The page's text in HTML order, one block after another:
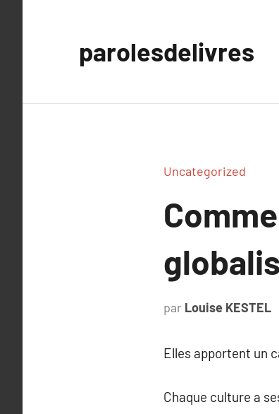
parolesdelivres
Uncategorized
par Louise KESTEL
Elles apportent un
Chaque culture a